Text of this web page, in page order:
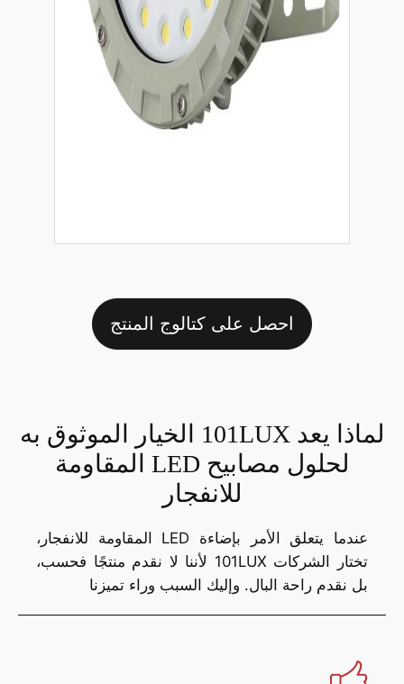
احصل على كتالوج المنتج
لماذا يعد 101LUX الخيار الموثوق به
لحلول مصابيح LED المقاومة
للانفجار
عندما يتعلق الأمر بإضاءة LED المقاومة للانفجار،
تختار الشركات 101LUX لأننا لا نقدم منتجًا فحسب،
بل نقدم راحة البال. وإليك السبب وراء تميزنا